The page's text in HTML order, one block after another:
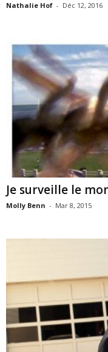
Nathalie Hof - Déc 12, 2016
Je surveille le
Molly Benn - Mar 8, 2015